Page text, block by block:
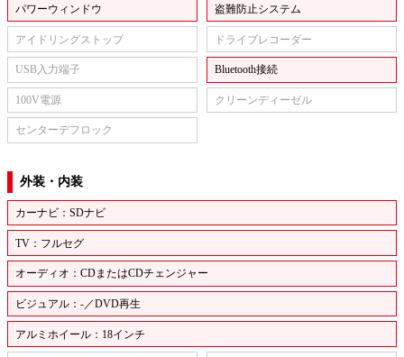
パワーウィンドウ 盗難防止システム
アイドリングストップ ドライブレコーダー
USB入力端子 Bluetooth接続
100V電源 クリーンディーゼル
センターデフロック
外装・内装
カーナビ：SDナビ
TV：フルセグ
オーディオ：CDまたはCDチェンジャー
ビジュアル：-／DVD再生
アルミホイール：18インチ